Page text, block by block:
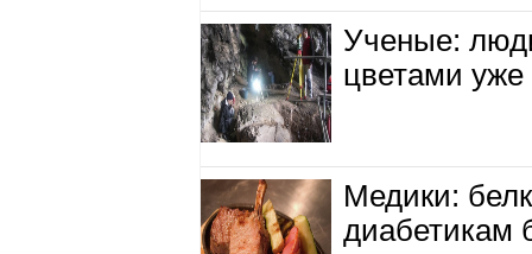
Ученые:
цветами уже
Медики:
диабетикам